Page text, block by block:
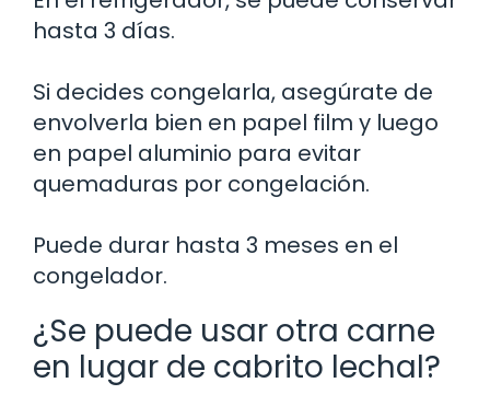
hasta 3 días.
Si decides congelarla, asegúrate de
envolverla bien en papel film y luego
en papel aluminio para evitar
quemaduras por congelación.
Puede durar hasta 3 meses en el
congelador.
¿Se puede usar otra carne
en lugar de cabrito lechal?